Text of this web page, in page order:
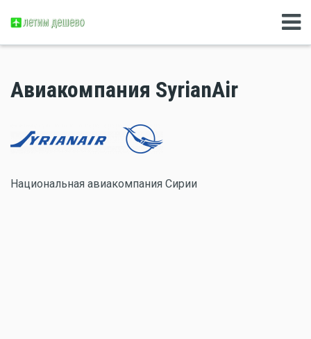
Авиакомпания SyrianAir
Национальная авиакомпания Сирии